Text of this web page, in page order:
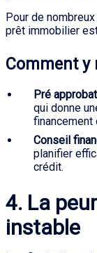
Pour de
prêt immobilier
Comment y
Pré
qui donne
Conseil
planifier
crédit.
4. La
instable